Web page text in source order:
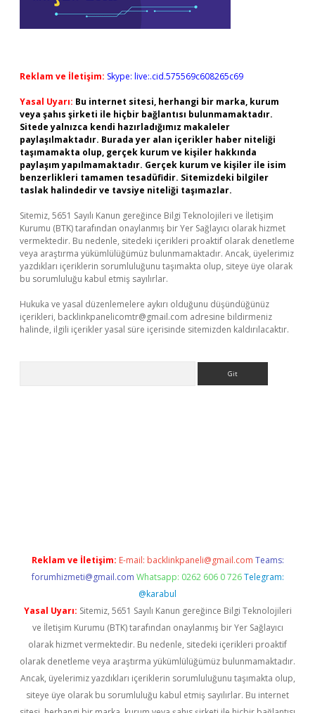
Reklam ve İletişim: Skype: live:.cid.575569c608265c69
Yasal Uyarı: Bu internet sitesi, herhangi bir marka, kurum
veya şahıs şirketi ile hiçbir bağlantısı bulunmamaktadır.
Sitede yalnızca kendi hazırladığımız makaleler
paylaşılmaktadır. Burada yer alan içerikler haber niteliği
taşımamakta olup, gerçek kurum ve kişiler hakkında
paylaşım yapılmamaktadır. Gerçek kurum ve kişiler ile isim
benzerlikleri tamamen tesadüfidir. Sitemizdeki bilgiler
taslak halindedir ve tavsiye niteliği taşımazlar.
Sitemiz, 5651 Sayılı Kanun gereğince Bilgi Teknolojileri ve İletişim
Kurumu (BTK) tarafından onaylanmış bir Yer Sağlayıcı olarak hizmet
vermektedir. Bu nedenle, sitedeki içerikleri proaktif olarak denetleme
veya araştırma yükümlülüğümüz bulunmamaktadır. Ancak, üyelerimiz
yazdıkları içeriklerin sorumluluğunu taşımakta olup, siteye üye olarak
bu sorumluluğu kabul etmiş sayılırlar.
Hukuka ve yasal düzenlemelere aykırı olduğunu düşündüğünüz
içerikleri, backlinkpanelicomtr@gmail.com adresine bildirmeniz
halinde, ilgili içerikler yasal süre içerisinde sitemizden kaldırılacaktır.
Reklam ve İletişim: E-mail: backlinkpaneli@gmail.com Teams:
forumhizmeti@gmail.com Whatsapp: 0262 606 0 726 Telegram:
@karabul
Yasal Uyarı: Sitemiz, 5651 Sayılı Kanun gereğince Bilgi Teknolojileri
ve İletişim Kurumu (BTK) tarafından onaylanmış bir Yer Sağlayıcı
olarak hizmet vermektedir. Bu nedenle, sitedeki içerikleri proaktif
olarak denetleme veya araştırma yükümlülüğümüz bulunmamaktadır.
Ancak, üyelerimiz yazdıkları içeriklerin sorumluluğunu taşımakta olup,
siteye üye olarak bu sorumluluğu kabul etmiş sayılırlar. Bu internet